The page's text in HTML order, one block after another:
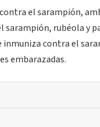
el sarampión,
rubéola y
inmuniza contra el
embarazadas.